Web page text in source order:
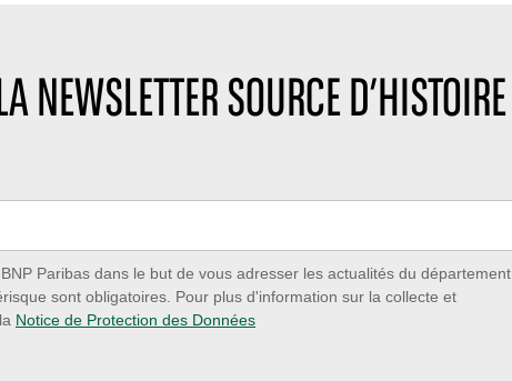
NEWSLETTER SOURCE D’HISTOIRE
Paribas dans le but de vous adresser les actualités du département
sont obligatoires. Pour plus d'information sur la collecte et
Notice de Protection des Données